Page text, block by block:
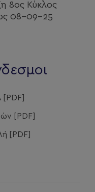
8ος Κύκλος
08-09-25
[PDF]
[PDF]